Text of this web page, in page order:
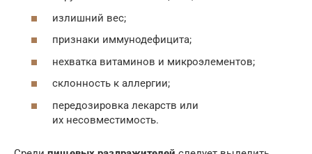
излишний вес;
признаки иммунодефицита;
нехватка витаминов и микроэлементов;
склонность к аллергии;
передозировка лекарств или
их несовместимость.